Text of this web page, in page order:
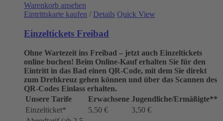
Warenkorb ansehen
Eintrittskarte kaufen / Details Quick View
Einzeltickets Freibad
Ohne Wartezeit ins Freibad – jetzt auch Einzeltickets
online buchen! Beim Online-Kauf erhalten Sie für den
Eintritt in das Bad einen QR-Code, mit dem Sie direkt
zum Drehkreuz gehen können und über das Scannen des
QR-Codes Einlass erhalten.
Unsere Tarife
Erwachsene Jugendliche/Ermäßigte**
Einzelticket*
5,50 €
3,50 €